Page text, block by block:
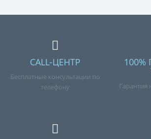
CALL-ЦЕНТР
Бесплатные консультации по
телефону
Гарантия